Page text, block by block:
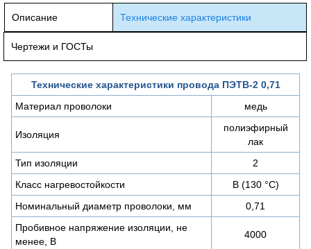
Описание Технические характеристики
Чертежи и ГОСТы
Технические характеристики провода ПЭТВ-2 0,71
Материал проволоки
медь
Изоляция
полиэфирный
лак
Тип изоляции
2
Класс нагревостойкости
B (130 °C)
Номинальный диаметр проволоки, мм
0,71
Пробивное напряжение изоляции, не
менее, В
4000